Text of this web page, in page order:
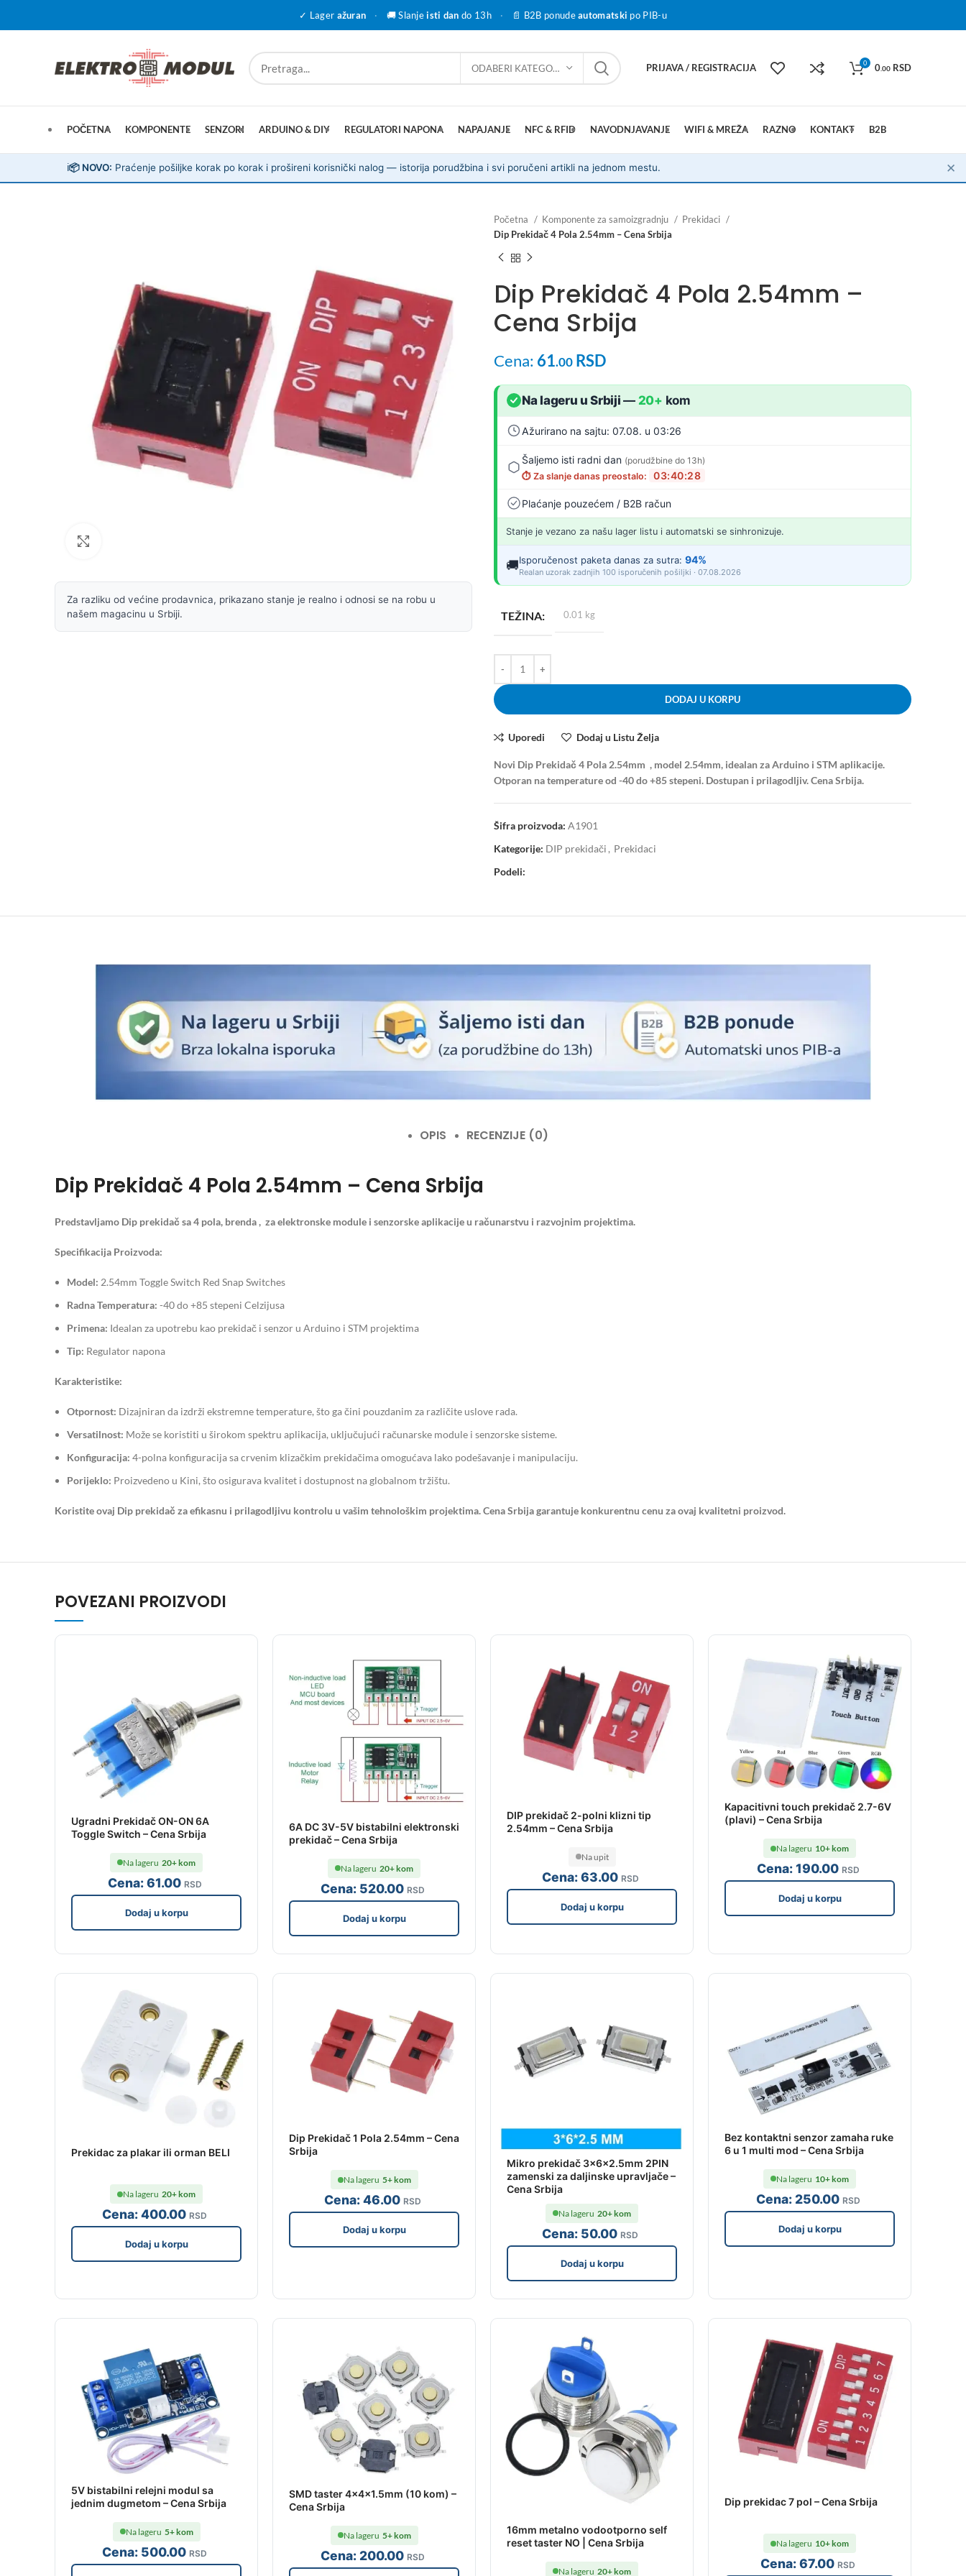
✓ Lager ažuran · 🚚 Slanjeisti dan do 13h · 📄 B2B ponudeautomatski po PIB-u
ODABERI KATEGORIJU PRIJAVA / REGISTRACIJA 0 0.00 RSD
POČETNA KOMPONENTE SENZORI ARDUINO & DIY REGULATORI NAPONA NAPAJANJE NFC & RFID NAVODNJAVANJE WIFI & MREŽA RAZNO KONTAKT B2B
ℹ️📦 NOVO: Praćenje pošiljke korak po korak i prošireni korisnički nalog — istorija porudžbina i svi poručeni artikli na jednom mestu. ✕
Za razliku od većine prodavnica, prikazano stanje je realno i odnosi se na robu u
našem magacinu u Srbiji.
Početna Komponente za samoizgradnju
Prekidaci
Dip Prekidač 4 Pola 2.54mm – Cena Srbija
Dip Prekidač 4 Pola 2.54mm –
Cena Srbija
Cena: 61.00 RSD
Na lageru u Srbiji — 20+ kom
Ažurirano na sajtu: 07.08. u 03:26
Šaljemo isti radni dan (porudžbine do 13h)
⏱️ Za slanje danas preostalo:
03:40:27
Plaćanje pouzećem / B2B račun
Stanje je vezano za našu lager listu i automatski se sinhronizuje.
🚚Isporučenost paketa danas za sutra: 94%
Realan uzorak zadnjih 100 isporučenih pošiljki · 07.08.2026
TEŽINA 0.01 kg
DODAJ U KORPU
Uporedi Dodaj u Listu Želja
Novi Dip Prekidač 4 Pola 2.54mm , model 2.54mm, idealan za Arduino i STM aplikacije.
Otporan na temperature od -40 do +85 stepeni. Dostupan i prilagodljiv. Cena Srbija.
Šifra proizvoda: A1901
Kategorije: DIP prekidači , Prekidaci
Podeli:
OPIS RECENZIJE (0)
Dip Prekidač 4 Pola 2.54mm – Cena Srbija
Predstavljamo Dip prekidač sa 4 pola, brenda , za elektronske module i senzorske aplikacije u računarstvu i razvojnim projektima.
Specifikacija Proizvoda:
Model: 2.54mm Toggle Switch Red Snap Switches
Radna Temperatura: -40 do +85 stepeni Celzijusa
Primena: Idealan za upotrebu kao prekidač i senzor u Arduino i STM projektima
Tip: Regulator napona
Karakteristike:
Otpornost: Dizajniran da izdrži ekstremne temperature, što ga čini pouzdanim za različite uslove rada.
Versatilnost: Može se koristiti u širokom spektru aplikacija, uključujući računarske module i senzorske sisteme.
Konfiguracija: 4-polna konfiguracija sa crvenim klizačkim prekidačima omogućava lako podešavanje i manipulaciju.
Porijeklo: Proizvedeno u Kini, što osigurava kvalitet i dostupnost na globalnom tržištu.
Koristite ovaj Dip prekidač za efikasnu i prilagodljivu kontrolu u vašim tehnološkim projektima. Cena Srbija garantuje konkurentnu cenu za ovaj kvalitetni proizvod.
POVEZANI PROIZVODI
Ugradni Prekidač ON-ON 6A
Toggle Switch – Cena Srbija
Cena:61.00 RSD
Na lageru 20+ kom
Dodaj u korpu
6A DC 3V-5V bistabilni elektronski
prekidač – Cena Srbija
Cena: 520.00 RSD
Na lageru 20+ kom
Dodaj u korpu
DIP prekidač 2-polni klizni tip
2.54mm – Cena Srbija
Cena:63.00 RSD
Na upit
Dodaj u korpu
Kapacitivni touch prekidač 2.7-6V
(plavi) – Cena Srbija
Cena:190.00 RSD
Na lageru 10+ kom
Dodaj u korpu
Prekidac za plakar ili orman BELI
Cena:400.00 RSD
Na lageru 20+ kom
Dodaj u korpu
Dip Prekidač 1 Pola 2.54mm – Cena
Srbija
Cena:46.00 RSD
Na lageru 5+ kom
Dodaj u korpu
Mikro prekidač 3x6x2.5mm 2PIN
zamenski za daljinske upravljače –
Cena Srbija
Cena: 50.00 RSD
Na lageru 20+ kom
Dodaj u korpu
Bez kontaktni senzor zamaha ruke
6 u 1 multi mod – Cena Srbija
Cena: 250.00 RSD
Na lageru 10+ kom
Dodaj u korpu
5V bistabilni relejni modul sa
jednim dugmetom – Cena Srbija
Cena: 500.00 RSD
Na lageru 5+ kom
SMD taster 4x4x1.5mm (10 kom) –
Cena Srbija
Cena: 200.00 RSD
Na lageru 5+ kom
16mm metalno vodootporno self
reset taster NO | Cena Srbija
Na lageru 20+ kom
Dip prekidac 7 pol – Cena Srbija
Cena:67.00 RSD
Na lageru 10+ kom